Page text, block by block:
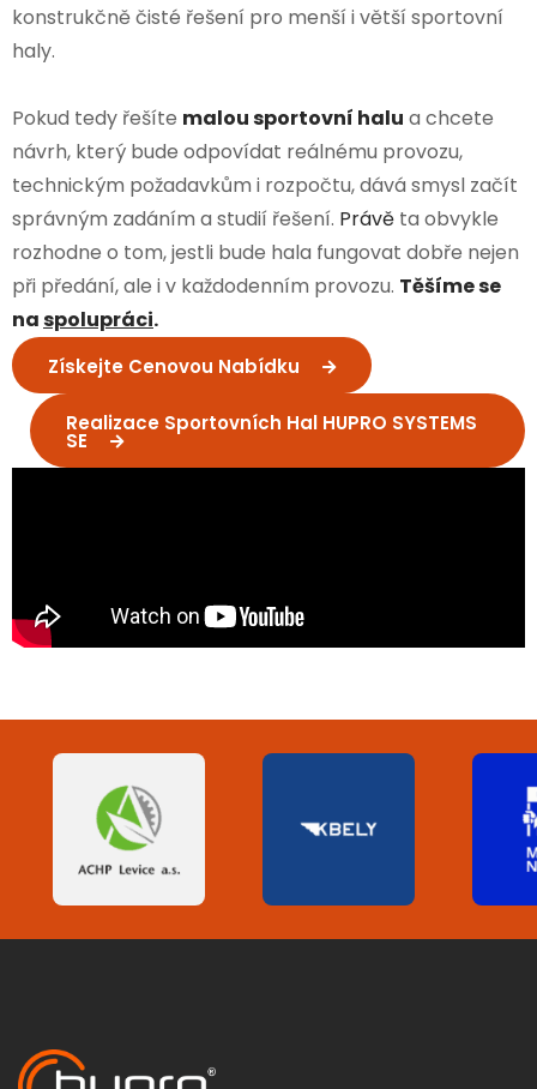
konstrukčně čisté řešení pro menší i větší sportovní
haly.
Pokud tedy řešíte malou sportovní halu a chcete
návrh, který bude odpovídat reálnému provozu,
technickým požadavkům i rozpočtu, dává smysl začít
správným zadáním a studií řešení. Právě ta obvykle
rozhodne o tom, jestli bude hala fungovat dobře nejen
při předání, ale i v každodenním provozu. Těšíme se
naspolupráci.
Získejte Cenovou Nabídku
Realizace Sportovních Hal HUPRO SYSTEMS
SE